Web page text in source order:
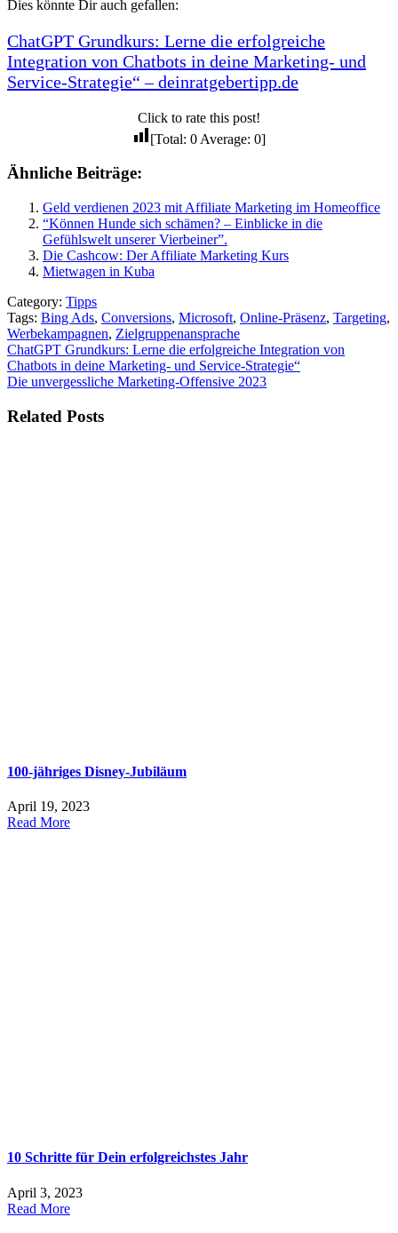
Dies könnte Dir auch gefallen:
ChatGPT Grundkurs: Lerne die erfolgreiche
Integration von Chatbots in deine Marketing- und
Service-Strategie“ – deinratgebertipp.de
Click to rate this post!
[Total: 0 Average: 0]
Ähnliche Beiträge:
Geld verdienen 2023 mit Affiliate Marketing im Homeoffice
“Können Hunde sich schämen? – Einblicke in die
Gefühlswelt unserer Vierbeiner”.
Die Cashcow: Der Affiliate Marketing Kurs
Mietwagen in Kuba
Category: Tipps
Tags: Bing Ads, Conversions, Microsoft, Online-Präsenz, Targeting,
Werbekampagnen, Zielgruppenansprache
Beitragsnavigation
ChatGPT Grundkurs: Lerne die erfolgreiche Integration von
Chatbots in deine Marketing- und Service-Strategie“
Die unvergessliche Marketing-Offensive 2023
Related Posts
100-jähriges Disney-Jubiläum
April 19, 2023
Read More
10 Schritte für Dein erfolgreichstes Jahr
April 3, 2023
Read More